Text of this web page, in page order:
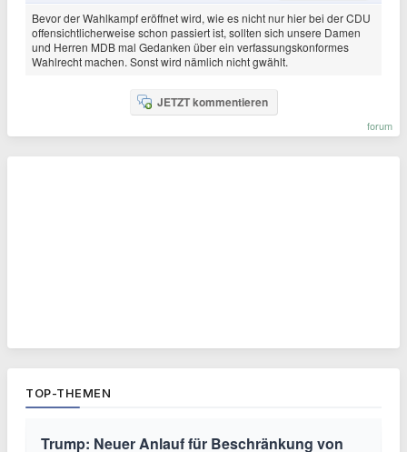
Bevor der Wahlkampf eröffnet wird, wie es nicht nur hier bei der CDU
offensichtlicherweise schon passiert ist, sollten sich unsere Damen
und Herren MDB mal Gedanken über ein verfassungskonformes
Wahlrecht machen. Sonst wird nämlich nicht gwählt.
JETZT kommentieren
forum
TOP-THEMEN
Trump: Neuer Anlauf für Beschränkung von